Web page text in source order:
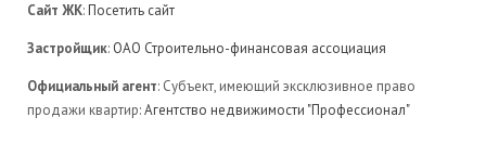
Сайт ЖК:Посетить сайт
Застройщик: ОАО Строительно-финансовая ассоциация
Официальный агент: Субъект, имеющий эксклюзивное право
продажи квартир:Агентство недвижимости "Профессионал"